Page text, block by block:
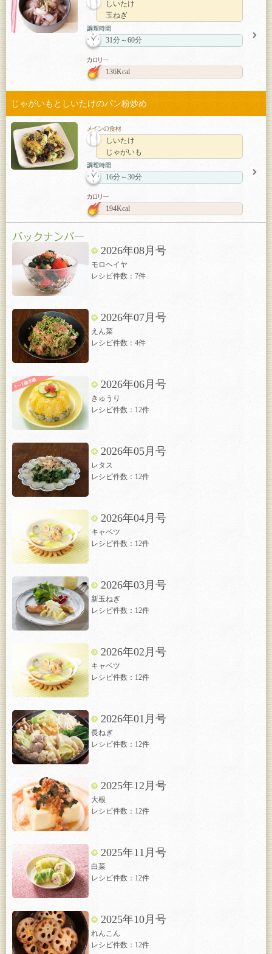
しいたけ
玉ねぎ
31分～60分
136Kcal
じゃがいもとしいたけのパン粉炒め
しいたけ
じゃがいも
16分～30分
194Kcal
2026年08月号
モロヘイヤ
レシピ件数：7件
2026年07月号
えん菜
レシピ件数：4件
2026年06月号
きゅうり
レシピ件数：12件
2026年05月号
レタス
レシピ件数：12件
2026年04月号
キャベツ
レシピ件数：12件
2026年03月号
新玉ねぎ
レシピ件数：12件
2026年02月号
キャベツ
レシピ件数：12件
2026年01月号
長ねぎ
レシピ件数：12件
2025年12月号
大根
レシピ件数：12件
2025年11月号
白菜
レシピ件数：12件
2025年10月号
れんこん
レシピ件数：12件